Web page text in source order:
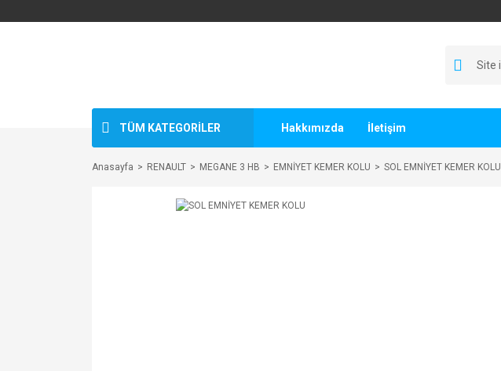
TÜM KATEGORİLER Hakkımızda İletişim
Anasayfa RENAULT MEGANE 3 HB EMNİYET KEMER KOLU SOL EMNİYET KEMER KOLU